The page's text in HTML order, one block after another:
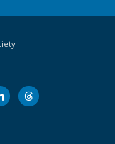
threads